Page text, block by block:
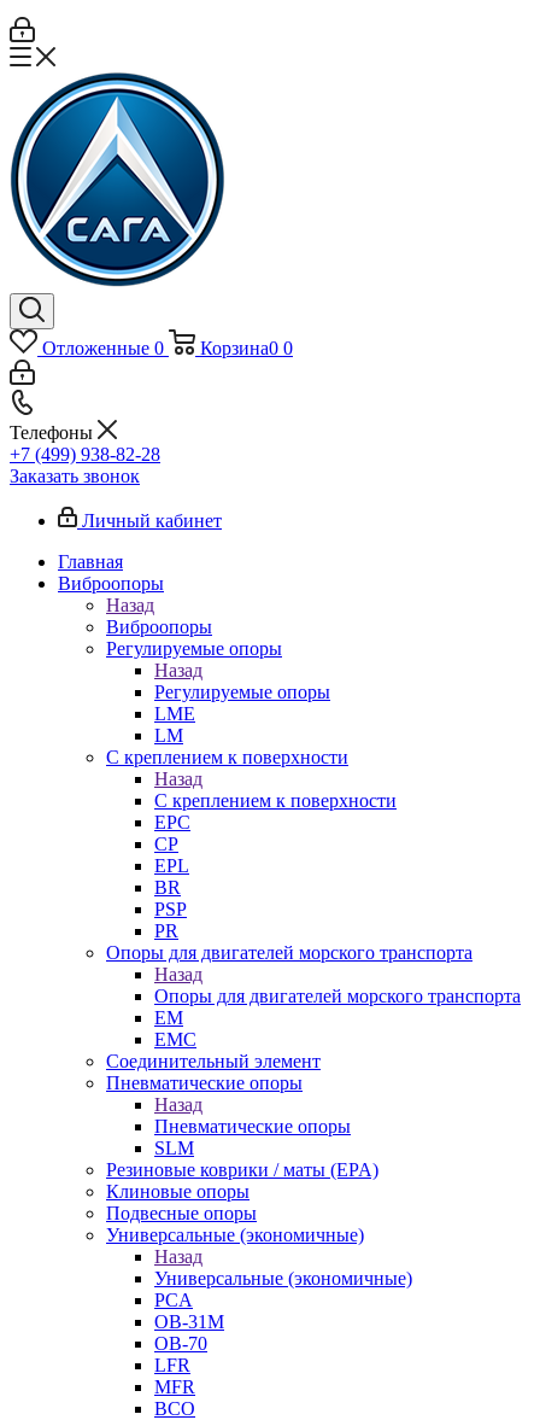
Отложенные 0 Корзина0 0
Телефоны
+7 (499) 938-82-28
Заказать звонок
Личный кабинет
Главная
Виброопоры
Назад
Виброопоры
Регулируемые опоры
Назад
Регулируемые опоры
LME
LM
С креплением к поверхности
Назад
С креплением к поверхности
EPC
CP
EPL
BR
PSP
PR
Опоры для двигателей морского транспорта
Назад
Опоры для двигателей морского транспорта
EM
EMC
Cоединительный элемент
Пневматические опоры
Назад
Пневматические опоры
SLM
Резиновые коврики / маты (EPA)
Клиновые опоры
Подвесные опоры
Универсальные (экономичные)
Назад
Универсальные (экономичные)
PCA
ОВ-31М
OB-70
LFR
MFR
ВСО